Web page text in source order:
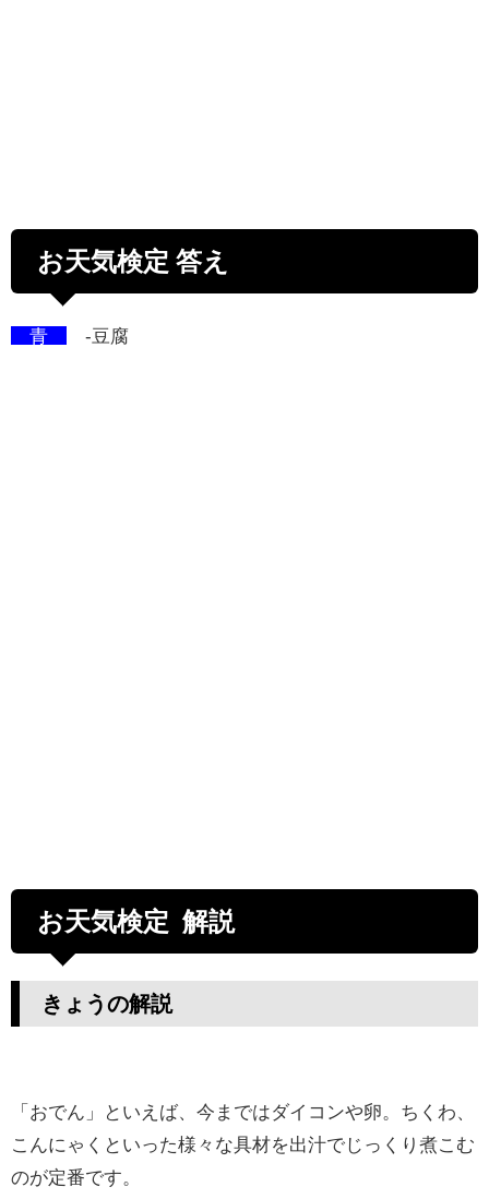
お天気検定 答え
青 -豆腐
お天気検定 解説
きょうの解説
「 おでん」
といえば、今まではダイコンや卵。ちくわ、
こんにゃくといった様々な具材を出汁でじっくり煮こむ
のが定番です。